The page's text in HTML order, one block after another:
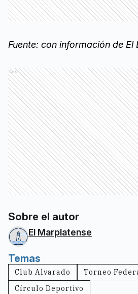
Fuente: con información de
Ads
Sobre el autor
El Marplatense
Temas
Club Alvarado
Torneo
Círculo Deportivo